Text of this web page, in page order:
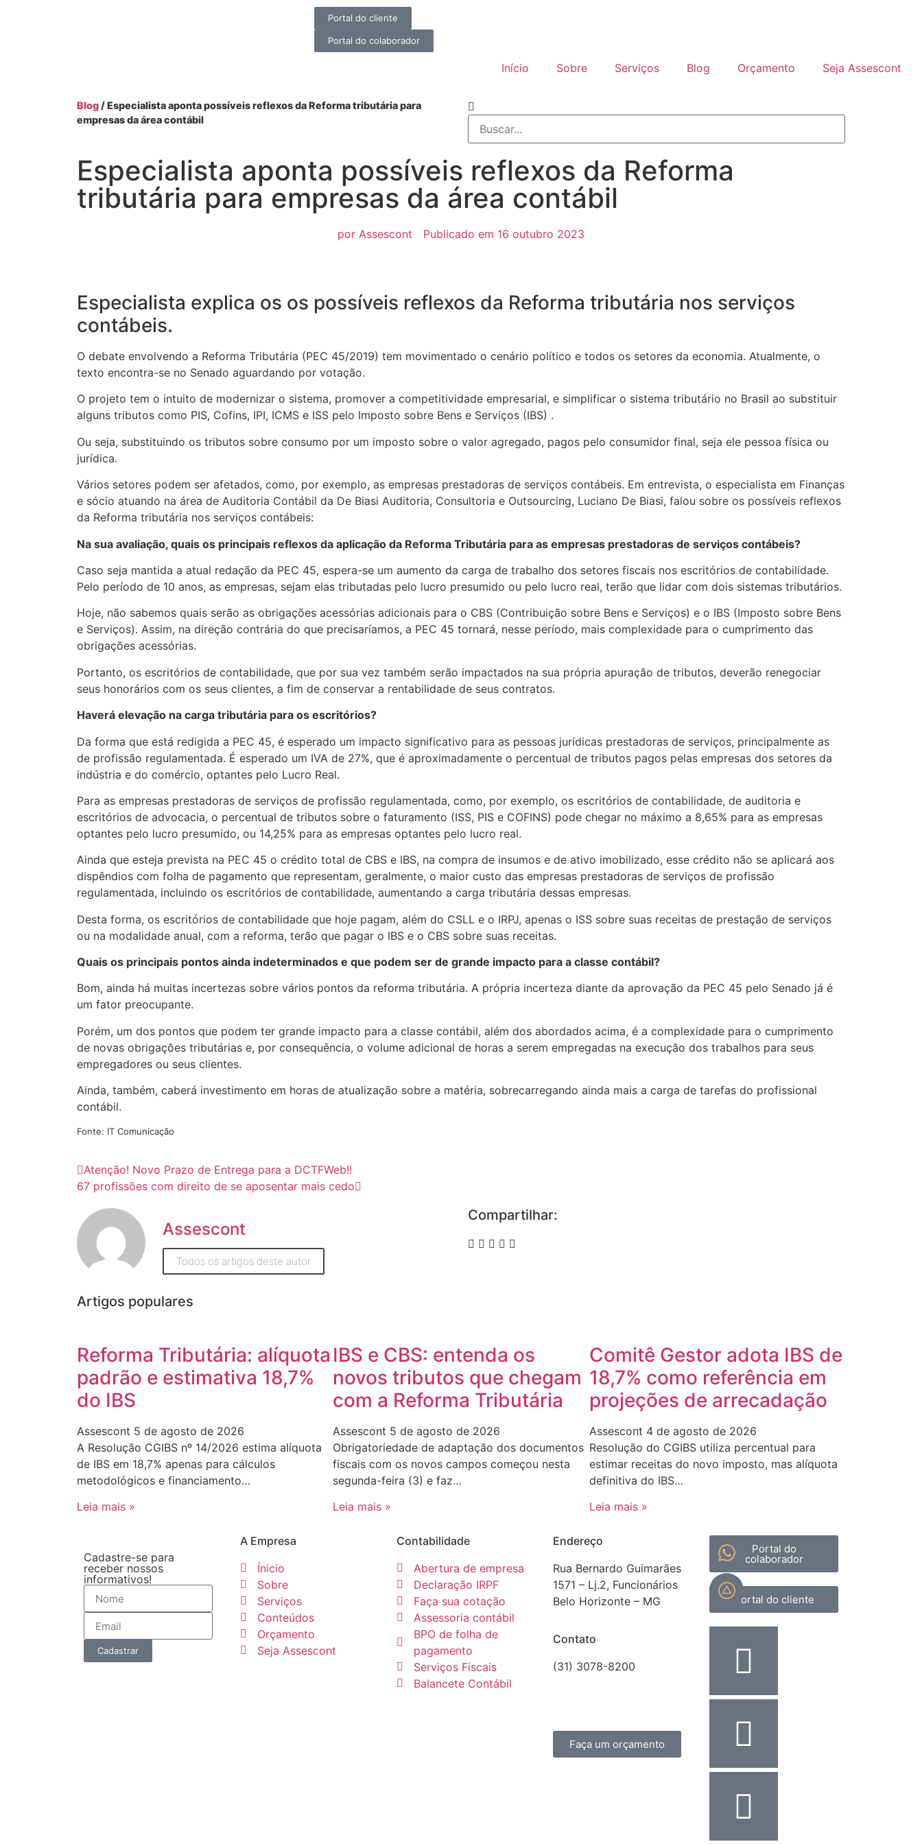
Portal do cliente
Portal do colaborador
Início Sobre Serviços Blog Orçamento Seja Assescont
Blog / Especialista aponta possíveis reflexos da Reforma tributária para
empresas da área contábil
Especialista aponta possíveis reflexos da Reforma
tributária para empresas da área contábil
por Assescont Publicado em 16 outubro 2023
Especialista explica os os possíveis reflexos da Reforma tributária nos serviços
contábeis.
O debate envolvendo a Reforma Tributária (PEC 45/2019) tem movimentado o cenário político e todos os setores da economia. Atualmente, o
texto encontra-se no Senado aguardando por votação.
O projeto tem o intuito de modernizar o sistema, promover a competitividade empresarial, e simplificar o sistema tributário no Brasil ao substituir
alguns tributos como PIS, Cofins, IPI, ICMS e ISS pelo Imposto sobre Bens e Serviços (IBS) .
Ou seja, substituindo os tributos sobre consumo por um imposto sobre o valor agregado, pagos pelo consumidor final, seja ele pessoa física ou
jurídica.
Vários setores podem ser afetados, como, por exemplo, as empresas prestadoras de serviços contábeis. Em entrevista, o especialista em Finanças
e sócio atuando na área de Auditoria Contábil da De Biasi Auditoria, Consultoria e Outsourcing, Luciano De Biasi, falou sobre os possíveis reflexos
da Reforma tributária nos serviços contábeis:
Na sua avaliação, quais os principais reflexos da aplicação da Reforma Tributária para as empresas prestadoras de serviços contábeis?
Caso seja mantida a atual redação da PEC 45, espera-se um aumento da carga de trabalho dos setores fiscais nos escritórios de contabilidade.
Pelo período de 10 anos, as empresas, sejam elas tributadas pelo lucro presumido ou pelo lucro real, terão que lidar com dois sistemas tributários.
Hoje, não sabemos quais serão as obrigações acessórias adicionais para o CBS (Contribuição sobre Bens e Serviços) e o IBS (Imposto sobre Bens
e Serviços). Assim, na direção contrária do que precisaríamos, a PEC 45 tornará, nesse período, mais complexidade para o cumprimento das
obrigações acessórias.
Portanto, os escritórios de contabilidade, que por sua vez também serão impactados na sua própria apuração de tributos, deverão renegociar
seus honorários com os seus clientes, a fim de conservar a rentabilidade de seus contratos.
Haverá elevação na carga tributária para os escritórios?
Da forma que está redigida a PEC 45, é esperado um impacto significativo para as pessoas jurídicas prestadoras de serviços, principalmente as
de profissão regulamentada. É esperado um IVA de 27%, que é aproximadamente o percentual de tributos pagos pelas empresas dos setores da
indústria e do comércio, optantes pelo Lucro Real.
Para as empresas prestadoras de serviços de profissão regulamentada, como, por exemplo, os escritórios de contabilidade, de auditoria e
escritórios de advocacia, o percentual de tributos sobre o faturamento (ISS, PIS e COFINS) pode chegar no máximo a 8,65% para as empresas
optantes pelo lucro presumido, ou 14,25% para as empresas optantes pelo lucro real.
Ainda que esteja prevista na PEC 45 o crédito total de CBS e IBS, na compra de insumos e de ativo imobilizado, esse crédito não se aplicará aos
dispêndios com folha de pagamento que representam, geralmente, o maior custo das empresas prestadoras de serviços de profissão
regulamentada, incluindo os escritórios de contabilidade, aumentando a carga tributária dessas empresas.
Desta forma, os escritórios de contabilidade que hoje pagam, além do CSLL e o IRPJ, apenas o ISS sobre suas receitas de prestação de serviços
ou na modalidade anual, com a reforma, terão que pagar o IBS e o CBS sobre suas receitas.
Quais os principais pontos ainda indeterminados e que podem ser de grande impacto para a classe contábil?
Bom, ainda há muitas incertezas sobre vários pontos da reforma tributária. A própria incerteza diante da aprovação da PEC 45 pelo Senado já é
um fator preocupante.
Porém, um dos pontos que podem ter grande impacto para a classe contábil, além dos abordados acima, é a complexidade para o cumprimento
de novas obrigações tributárias e, por consequência, o volume adicional de horas a serem empregadas na execução dos trabalhos para seus
empregadores ou seus clientes.
Ainda, também, caberá investimento em horas de atualização sobre a matéria, sobrecarregando ainda mais a carga de tarefas do profissional
contábil.
Fonte: IT Comunicação
Atenção! Novo Prazo de Entrega para a DCTFWeb!!
67 profissões com direito de se aposentar mais cedo
Assescont
Todos os artigos deste autor
Compartilhar:
Artigos populares
Reforma Tributária: alíquota
padrão e estimativa 18,7%
do IBS
Assescont 5 de agosto de 2026
A Resolução CGIBS nº 14/2026 estima alíquota
de IBS em 18,7% apenas para cálculos
metodológicos e financiamento…
Leia mais »
IBS e CBS: entenda os
novos tributos que chegam
com a Reforma Tributária
Assescont 5 de agosto de 2026
Obrigatoriedade de adaptação dos documentos
fiscais com os novos campos começou nesta
segunda-feira (3) e faz…
Leia mais »
Comitê Gestor adota IBS de
18,7% como referência em
projeções de arrecadação
Assescont 4 de agosto de 2026
Resolução do CGIBS utiliza percentual para
estimar receitas do novo imposto, mas alíquota
definitiva do IBS…
Leia mais »
Cadastre-se para
receber nossos
informativos!
Cadastrar
A Empresa
Ínicio
Sobre
Serviços
Conteúdos
Orçamento
Seja Assescont
Contabilidade
Abertura de empresa
Declaração IRPF
Faça sua cotação
Assessoria contábil
BPO de folha de
pagamento
Serviços Fiscais
Balancete Contábil
Endereço
Rua Bernardo Guimarães
1571 – Lj.2, Funcionários
Belo Horizonte – MG
Contato
(31) 3078-8200
Faça um orçamento
Portal do
colaborador
Portal do cliente